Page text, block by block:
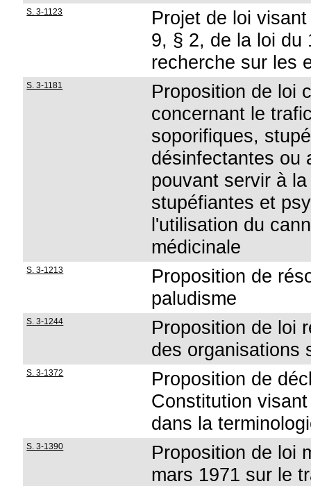
S. 3-1123
Projet de loi
9, § 2, de la loi du
recherche sur les
S. 3-1181
Proposition de loi
concernant le
soporifiques,
désinfectantes ou
pouvant servir à
stupéfiantes et
l'utilisation du
médicinale
S. 3-1213
Proposition de
paludisme
S. 3-1244
Proposition de loi
des organisations
S. 3-1372
Proposition de
Constitution
dans la
S. 3-1390
Proposition de loi
mars 1971 sur le